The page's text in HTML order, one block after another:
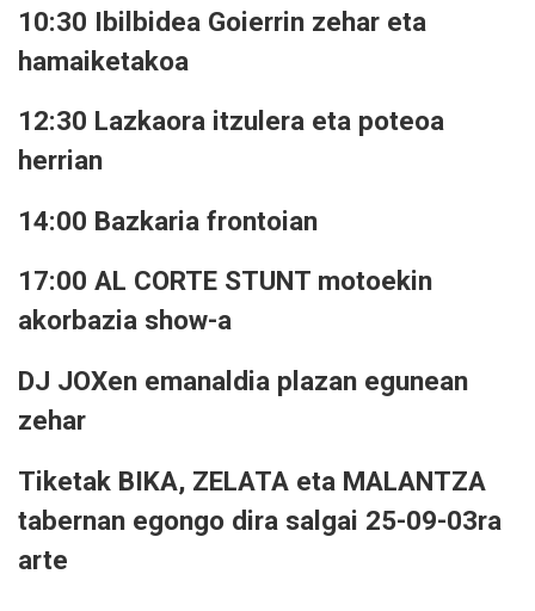
10:30 Ibilbidea Goierrin zehar eta
hamaiketakoa
12:30 Lazkaora itzulera eta poteoa
herrian
14:00 Bazkaria frontoian
17:00 AL CORTE STUNT motoekin
akorbazia show-a
DJ JOXen emanaldia plazan egunean
zehar
Tiketak BIKA, ZELATA eta MALANTZA
tabernan egongo dira salgai 25-09-03ra
arte